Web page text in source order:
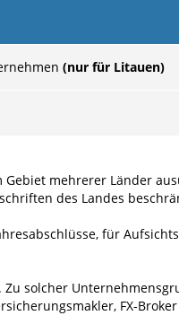
(nur für Litauen)
mehrerer Länder
des Landes
für
solcher
FX-